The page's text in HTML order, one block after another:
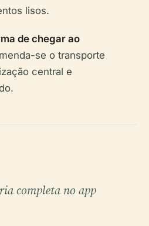
lisos.
de chegar ao
se o transporte
central e
completa no app